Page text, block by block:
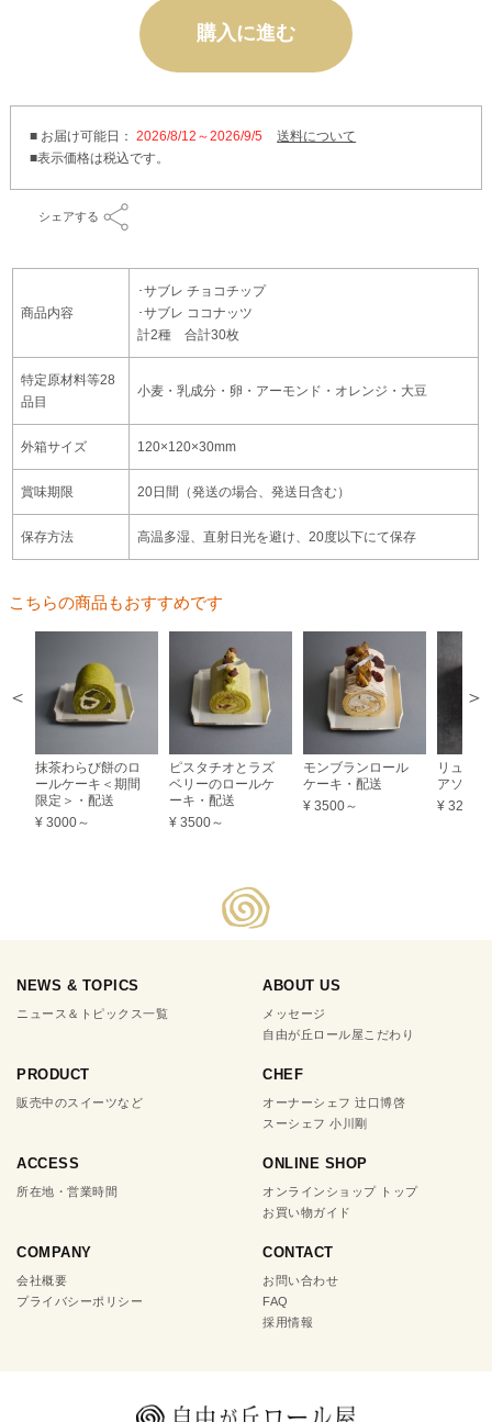
購入に進む
■ お届け可能日：2026/8/12～2026/9/5 送料について
シェアする
商品内容
･サブレ チョコチップ
･サブレ ココナッツ
計2種 合計30枚
特定原材料等28
品目
小麦・乳成分・卵・アーモンド・オレンジ・大豆
外箱サイズ 120×120×30mm
賞味期限 20日間（発送の場合、発送日含む）
保存方法 高温多湿、直射日光を避け、20度以下にて保存
こちらの商品もおすすめです
抹茶わらび餅のロ
ールケーキ＜期間
限定＞・配送
¥ 3000～
ピスタチオとラズ
ベリーのロールケ
ーキ・配送
¥ 3500～
モンブランロール
ケーキ・配送
¥ 3500～
リュク
アソート
¥ 3200
NEWS & TOPICS
ニュース＆トピックス一覧
ABOUT US
メッセージ
自由が丘ロール屋こだわり
PRODUCT
販売中のスイーツなど
CHEF
オーナーシェフ 辻口博啓
スーシェフ 小川剛
ACCESS
所在地・営業時間
ONLINE SHOP
オンラインショップ トップ
お買い物ガイド
COMPANY
会社概要
プライバシーポリシー
CONTACT
お問い合わせ
FAQ
採用情報